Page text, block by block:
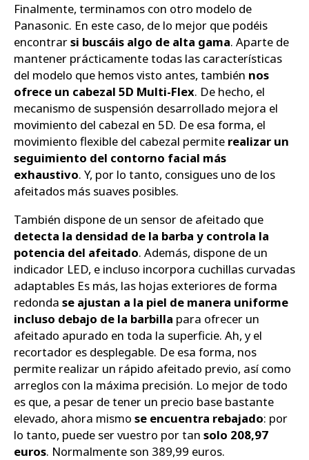
Finalmente, terminamos con otro modelo de
Panasonic. En este caso, de lo mejor que podéis
encontrarsi buscáis algo de alta gama. Aparte de
mantener prácticamente todas las características
del modelo que hemos visto antes, también nos
ofrece un cabezal 5D Multi-Flex. De hecho, el
mecanismo de suspensión desarrollado mejora el
movimiento del cabezal en 5D. De esa forma, el
movimiento flexible del cabezal permite realizar un
seguimiento del contorno facial más
exhaustivo. Y, por lo tanto, consigues uno de los
afeitados más suaves posibles.
También dispone de un sensor de afeitado que
detecta la densidad de la barba y controla la
potencia del afeitado. Además, dispone de un
indicador LED, e incluso incorpora cuchillas curvadas
adaptables Es más, las hojas exteriores de forma
redonda se ajustan a la piel de manera uniforme
incluso debajo de la barbilla para ofrecer un
afeitado apurado en toda la superficie. Ah, y el
recortador es desplegable. De esa forma, nos
permite realizar un rápido afeitado previo, así como
arreglos con la máxima precisión. Lo mejor de todo
es que, a pesar de tener un precio base bastante
elevado, ahora mismo se encuentra rebajado: por
lo tanto, puede ser vuestro por tan solo 208,97
euros. Normalmente son 389,99 euros.